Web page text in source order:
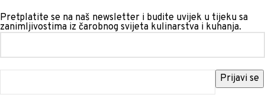
Pretplatite se na naš newsletter i budite uvijek u tijeku sa
zanimljivostima iz čarobnog svijeta kulinarstva i kuhanja.